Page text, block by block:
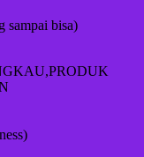
sampai bisa)